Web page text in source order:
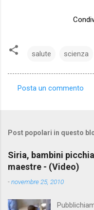
salute scienza
e
n
t
Posta un commento
Post popolari in questo
Siria, bambini
maestre - (Video)
-novembre 25, 2010